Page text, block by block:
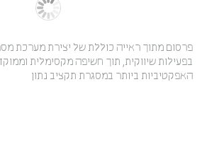
פרסום מתוך ראייה כוללת של יצירת מערכת
בפעילות שיווקית, תוך חשיפה מקסימלית
האפקטיביות ביותר במסגרת תקציב נתון